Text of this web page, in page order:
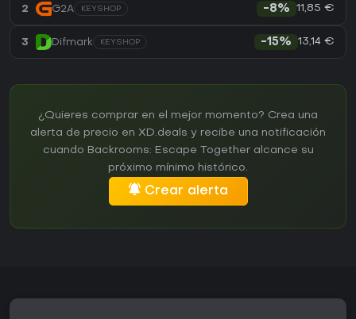
2 G2A KEYSHOP -8% 11,85 €
3 Difmark KEYSHOP -15% 13,14 €
¿Quieres comprar en el mejor momento? Crea una
alerta de precio en XD.deals y recibe una notificación
cuando Backrooms: Escape Together alcance su
próximo mínimo histórico.
Crear alerta